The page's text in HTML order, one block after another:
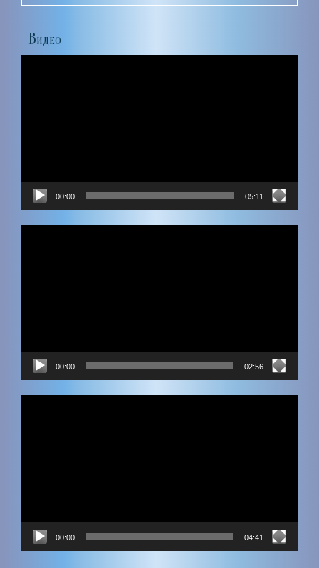
Видео
Видеоплеер
00:00 05:11
Видеоплеер
00:00 02:56
Видеоплеер
00:00 04:41